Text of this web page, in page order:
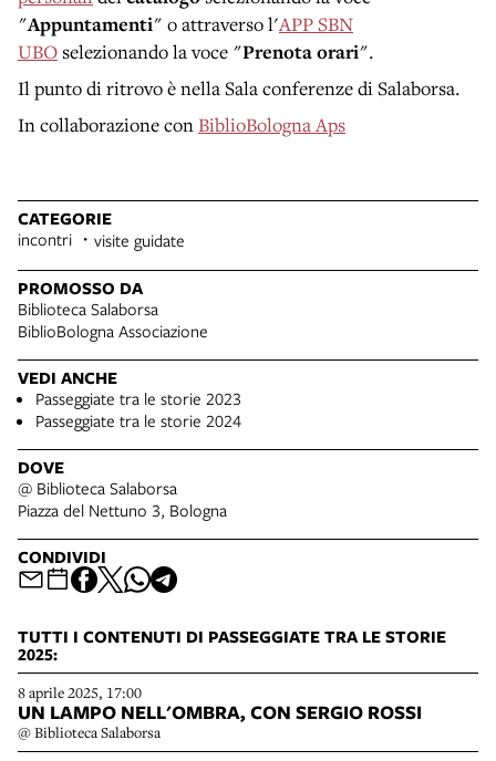
"Appuntamenti" o attraverso l'APP SBN
UBO selezionando la voce "Prenota orari".
Il punto di ritrovo è nella Sala conferenze di Salaborsa.
In collaborazione conBiblioBologna Aps
CATEGORIE
incontri visite guidate
PROMOSSO DA
Biblioteca Salaborsa
BiblioBologna Associazione
VEDI ANCHE
Passeggiate tra le storie 2023
Passeggiate tra le storie 2024
DOVE
@ Biblioteca Salaborsa
Piazza del Nettuno 3, Bologna
CONDIVIDI
TUTTI I CONTENUTI DI PASSEGGIATE TRA LE STORIE
2025:
8 aprile 2025, 17:00
UN LAMPO NELL'OMBRA, CON SERGIO ROSSI
@ Biblioteca Salaborsa